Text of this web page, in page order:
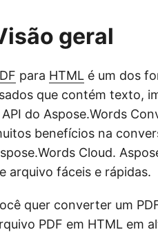
geral
para HTML é um dos
que contém texto,
API do Aspose.Words
benefícios na
Cloud.
arquivo fáceis e rápidas.
quer converter um
PDF em HTML em